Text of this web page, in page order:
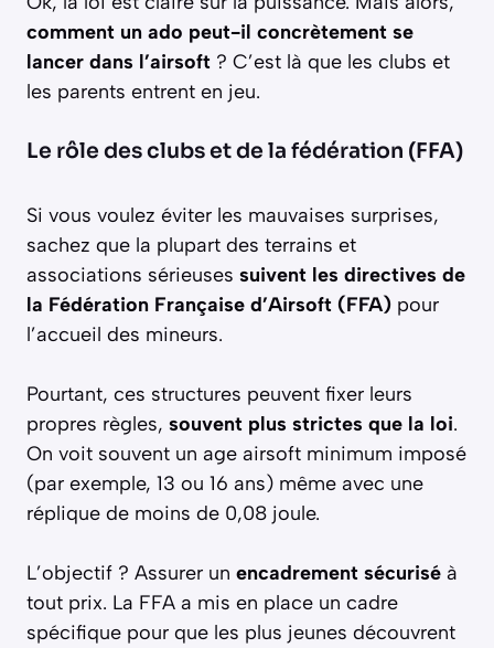
comment un ado peut-il concrètement se
lancer dans l’airsoft ? C’est là que les clubs et
les parents entrent en jeu.
Le rôle des clubs et de la fédération (FFA)
Si vous voulez éviter les mauvaises surprises,
sachez que la plupart des terrains et
associations sérieuses suivent les directives de
la Fédération Française d’Airsoft (FFA) pour
l’accueil des mineurs.
Pourtant, ces structures peuvent fixer leurs
propres règles, souvent plus strictes que la loi.
On voit souvent un age airsoft minimum imposé
(par exemple, 13 ou 16 ans) même avec une
réplique de moins de 0,08 joule.
L’objectif ? Assurer un encadrement sécurisé à
tout prix. La FFA a mis en place un cadre
spécifique pour que les plus jeunes découvrent